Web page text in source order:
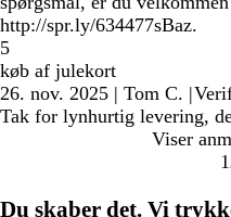
http://spr.ly/634477sBaz.
5
køb af julekort
26. nov. 2025 | Tom C. |
Tak for lynhurtig levering,
Viser
1
Du skaber det. Vi